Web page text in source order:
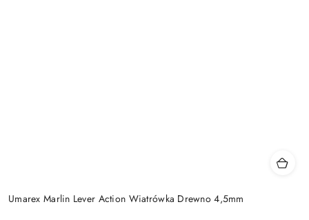
Umarex Marlin Lever Action Wiatrówka Drewno 4,5mm